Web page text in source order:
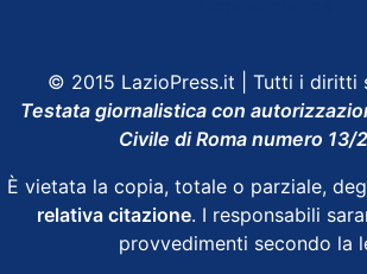
© 2015 LazioPress.it | Tutti i diritti
Testata giornalistica con
Civile di Roma numero 13/
È vietata la copia, totale o parziale,
relativa citazione. I responsabili
provvedimenti secondo la